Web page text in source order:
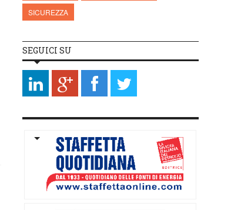
SICUREZZA
SEGUICI SU